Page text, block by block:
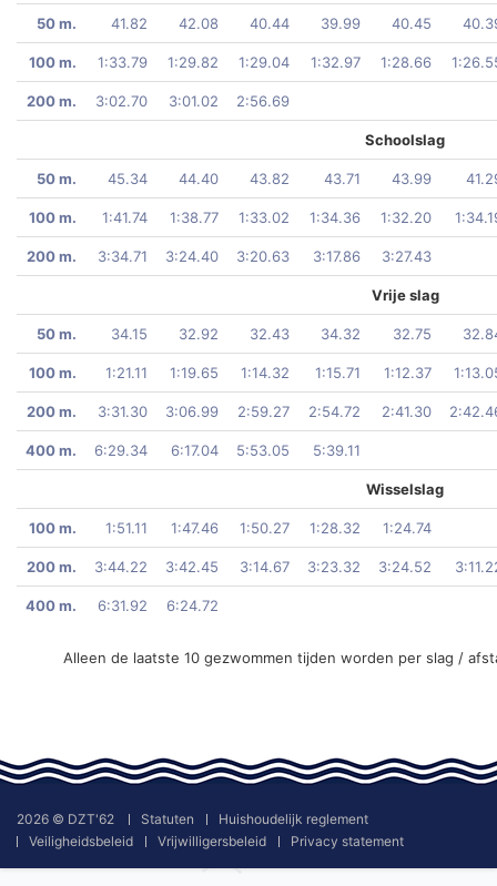
50 m. 41.82 42.08 40.44 39.99 40.45
100 m. 1:33.79 1:29.82 1:29.04 1:32.97 1:28.66
200 m. 3:02.70 3:01.02 2:56.69
Schoolslag
50 m. 45.34 44.40 43.82 43.71 43.99
100 m. 1:41.74 1:38.77 1:33.02 1:34.36 1:32.20
200 m. 3:34.71 3:24.40 3:20.63 3:17.86 3:27.43
Vrije slag
50 m. 34.15 32.92 32.43 34.32 32.75
100 m. 1:21.11 1:19.65 1:14.32 1:15.71 1:12.37
200 m. 3:31.30 3:06.99 2:59.27 2:54.72 2:41.30
400 m. 6:29.34 6:17.04 5:53.05 5:39.11
Wisselslag
100 m. 1:51.11 1:47.46 1:50.27 1:28.32 1:24.74
200 m. 3:44.22 3:42.45 3:14.67 3:23.32 3:24.52
400 m. 6:31.92 6:24.72
Alleen de laatste 10 gezwommen tijden worden per slag /
2026 © DZT'62 Statuten
Huishoudelijk reglement
Veiligheidsbeleid
Vrijwilligersbeleid Privacy statement